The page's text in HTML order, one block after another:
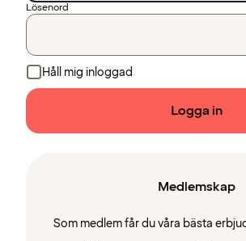
Lösenord
Håll mig inloggad
Logga in
Medlemskap
Som medlem får du våra bästa